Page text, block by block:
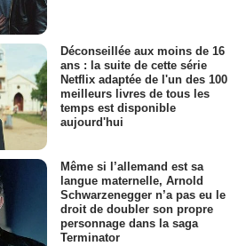
Déconseillée aux moins de 16
ans : la suite de cette série
Netflix adaptée de l'un des 100
meilleurs livres de tous les
temps est disponible
aujourd'hui
Même si l’allemand est sa
langue maternelle, Arnold
Schwarzenegger n’a pas eu le
droit de doubler son propre
personnage dans la saga
Terminator